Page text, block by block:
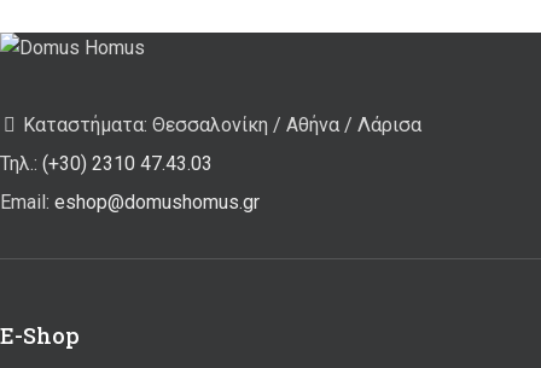
Καταστήματα: Θεσσαλονίκη / Αθήνα / Λάρισα
Τηλ.: (+30) 2310 47.43.03
Email: eshop@domushomus.gr
E-Shop